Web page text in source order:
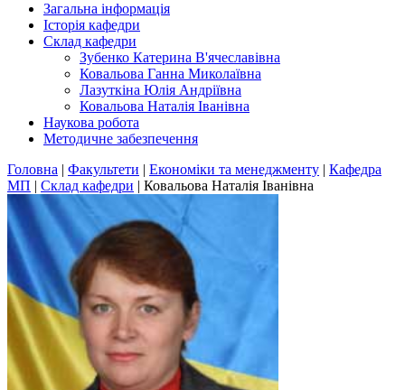
Загальна інформація
Історія кафедри
Склад кафедри
Зубенко Катерина В'ячеславівна
Ковальова Ганна Миколаївна
Лазуткіна Юлія Андріївна
Ковальова Наталія Іванівна
Наукова робота
Методичне забезпечення
Головна | Факультети | Економіки та менеджменту | Кафедра
МП | Склад кафедри | Ковальова Наталія Іванівна